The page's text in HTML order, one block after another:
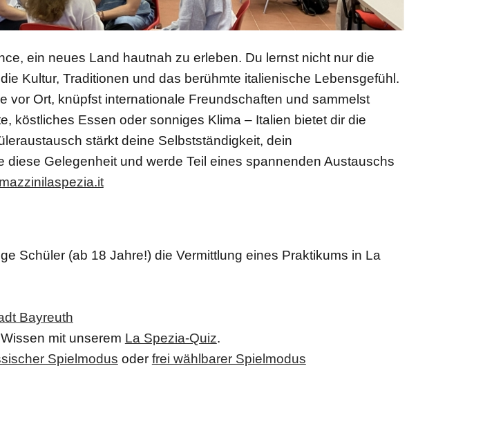
ein neues Land hautnah zu erleben. Du lernst nicht nur die
Kultur, Traditionen und das berühmte italienische Lebensgefühl.
vor Ort, knüpfst internationale Freundschaften und sammelst
köstliches Essen oder sonniges Klima – Italien bietet dir die
stärkt deine Selbstständigkeit, dein
Gelegenheit und werde Teil eines spannenden Austauschs
Schüler (ab 18 Jahre!) die Vermittlung eines Praktikums in La
Bayreuth
mit unserem La Spezia-Quiz.
Spielmodus oder frei wählbarer Spielmodus